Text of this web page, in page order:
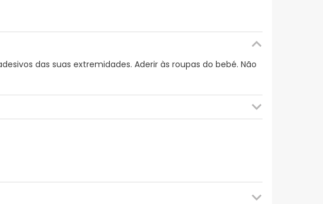
das suas extremidades. Aderir às roupas do bebé. Não